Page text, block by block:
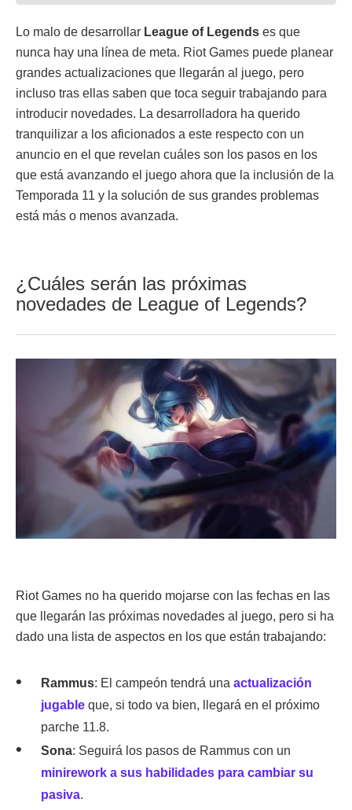
Lo malo de desarrollar League of Legends es que
nunca hay una línea de meta. Riot Games puede planear
grandes actualizaciones que llegarán al juego, pero
incluso tras ellas saben que toca seguir trabajando para
introducir novedades. La desarrolladora ha querido
tranquilizar a los aficionados a este respecto con un
anuncio en el que revelan cuáles son los pasos en los
que está avanzando el juego ahora que la inclusión de la
Temporada 11 y la solución de sus grandes problemas
está más o menos avanzada.
¿Cuáles serán las próximas
novedades de League of Legends?
Riot Games no ha querido mojarse con las fechas en las
que llegarán las próximas novedades al juego, pero si ha
dado una lista de aspectos en los que están trabajando:
Rammus: El campeón tendrá una actualización
jugable que, si todo va bien, llegará en el próximo
parche 11.8.
Sona: Seguirá los pasos de Rammus con un
minirework a sus habilidades para cambiar su
pasiva.